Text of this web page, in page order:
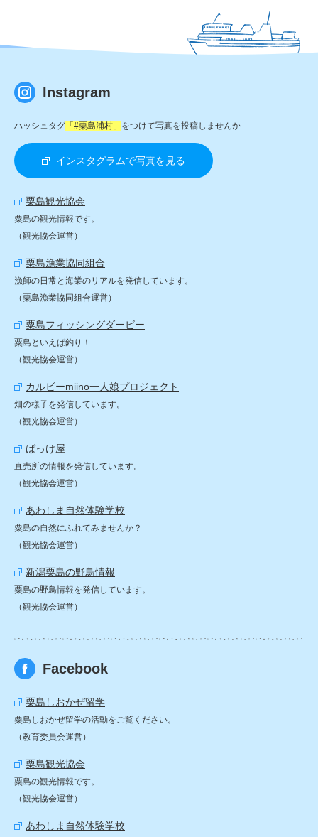
Instagram
ハッシュタグ 「#粟島浦村」 をつけて写真を投稿しませんか
インスタグラムで写真を見る
粟島観光協会
粟島の観光情報です。
（観光協会運営）
粟島漁業協同組合
漁師の日常と海業のリアルを発信しています。
（粟島漁業協同組合運営）
粟島フィッシングダービー
粟島といえば釣り！
（観光協会運営）
カルビーmiino一人娘プロジェクト
畑の様子を発信しています。
（観光協会運営）
ばっけ屋
直売所の情報を発信しています。
（観光協会運営）
あわしま自然体験学校
粟島の自然にふれてみませんか？
（観光協会運営）
新潟粟島の野鳥情報
粟島の野鳥情報を発信しています。
（観光協会運営）
Facebook
粟島しおかぜ留学
粟島しおかぜ留学の活動をご覧ください。
（教育委員会運営）
粟島観光協会
粟島の観光情報です。
（観光協会運営）
あわしま自然体験学校